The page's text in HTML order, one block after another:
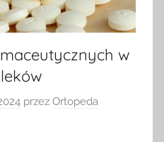
w
przez Ortopeda